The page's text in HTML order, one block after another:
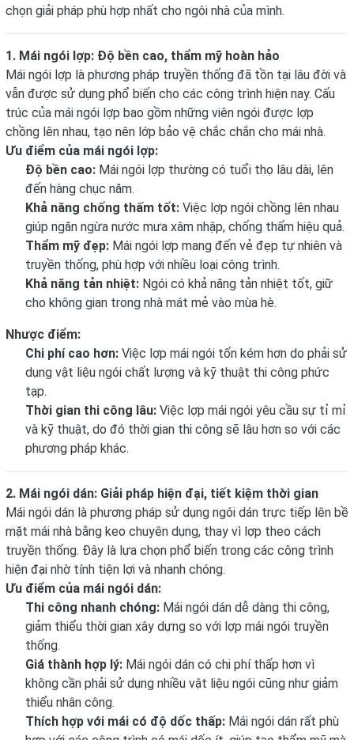
chọn giải pháp phù hợp nhất cho ngôi nhà của mình.
1. Mái ngói lợp: Độ bền cao, thẩm mỹ hoàn hảo
Mái ngói lợp là phương pháp truyền thống đã tồn tại lâu đời và
vẫn được sử dụng phổ biến cho các công trình hiện nay. Cấu
trúc của mái ngói lợp bao gồm những viên ngói được lợp
chồng lên nhau, tạo nên lớp bảo vệ chắc chắn cho mái nhà.
Ưu điểm của mái ngói lợp:
Độ bền cao: Mái ngói lợp thường có tuổi thọ lâu dài, lên
đến hàng chục năm.
Khả năng chống thấm tốt: Việc lợp ngói chồng lên nhau
giúp ngăn ngừa nước mưa xâm nhập, chống thấm hiệu quả.
Thẩm mỹ đẹp: Mái ngói lợp mang đến vẻ đẹp tự nhiên và
truyền thống, phù hợp với nhiều loại công trình.
Khả năng tản nhiệt: Ngói có khả năng tản nhiệt tốt, giữ
cho không gian trong nhà mát mẻ vào mùa hè.
Nhược điểm:
Chi phí cao hơn: Việc lợp mái ngói tốn kém hơn do phải sử
dụng vật liệu ngói chất lượng và kỹ thuật thi công phức
tạp.
Thời gian thi công lâu: Việc lợp mái ngói yêu cầu sự tỉ mỉ
và kỹ thuật, do đó thời gian thi công sẽ lâu hơn so với các
phương pháp khác.
2. Mái ngói dán: Giải pháp hiện đại, tiết kiệm thời gian
Mái ngói dán là phương pháp sử dụng ngói dán trực tiếp lên bề
mặt mái nhà bằng keo chuyên dụng, thay vì lợp theo cách
truyền thống. Đây là lựa chọn phổ biến trong các công trình
hiện đại nhờ tính tiện lợi và nhanh chóng.
Ưu điểm của mái ngói dán:
Thi công nhanh chóng: Mái ngói dán dễ dàng thi công,
giảm thiểu thời gian xây dựng so với lợp mái ngói truyền
thống.
Giá thành hợp lý: Mái ngói dán có chi phí thấp hơn vì
không cần phải sử dụng nhiều vật liệu ngói cũng như giảm
thiểu nhân công.
Thích hợp với mái có độ dốc thấp: Mái ngói dán rất phù